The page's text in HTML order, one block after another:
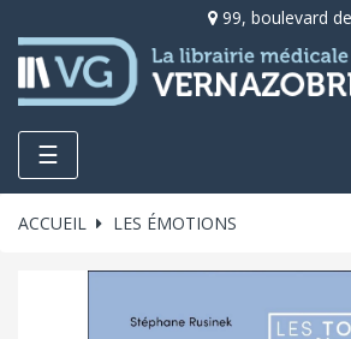
99, boulevard
Toggle
navigation
☰
ACCUEIL LES ÉMOTIONS